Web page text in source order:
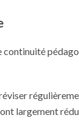
largement